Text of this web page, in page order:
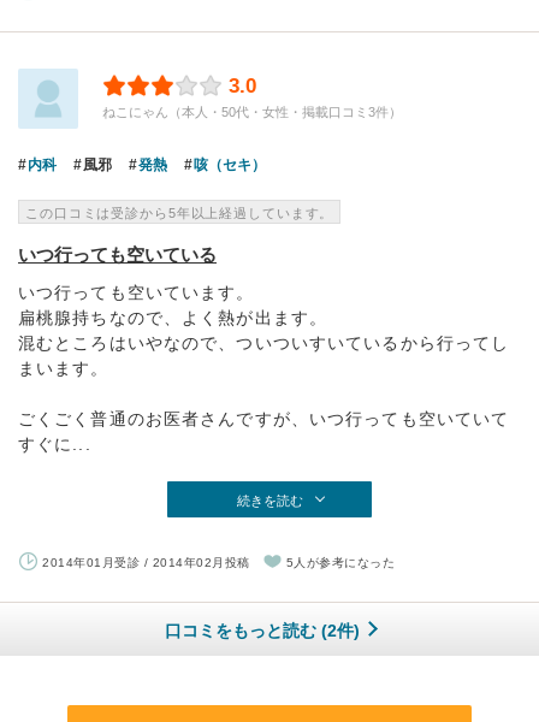
3.0
ねこにゃん（本人・50代・女性・掲載口コミ3件）
内科 風邪 発熱 咳（セキ）
この口コミは受診から5年以上経過しています。
いつ行っても空いている
いつ行っても空いています。
扁桃腺持ちなので、よく熱が出ます。
混むところはいやなので、ついついすいているから行ってし
まいます。
ごくごく普通のお医者さんですが、いつ行っても空いていて
すぐに...
続きを読む
2014年01月受診 / 2014年02月投稿 5人が参考になった
口コミをもっと読む (2件)